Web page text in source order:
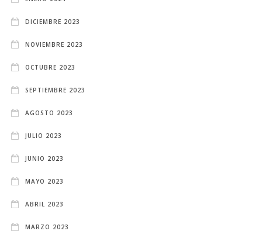
DICIEMBRE 2023
NOVIEMBRE 2023
OCTUBRE 2023
SEPTIEMBRE 2023
AGOSTO 2023
JULIO 2023
JUNIO 2023
MAYO 2023
ABRIL 2023
MARZO 2023